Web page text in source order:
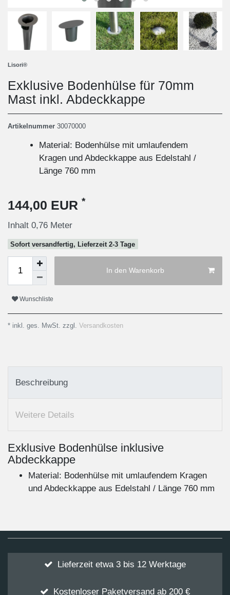
Lisori®
Exklusive Bodenhülse für 70mm
Mast inkl. Abdeckkappe
Artikelnummer 30070000
Material: Bodenhülse mit umlaufendem
Kragen und Abdeckkappe aus Edelstahl /
Länge 760 mm
144,00 EUR *
Inhalt 0,76 Meter
Sofort versandfertig, Lieferzeit 2-3 Tage
In den Warenkorb
Wunschliste
* inkl. ges. MwSt. zzgl. Versandkosten
Beschreibung
Weitere Details
Exklusive Bodenhülse inklusive
Abdeckkappe
Material: Bodenhülse mit umlaufendem Kragen
und Abdeckkappe aus Edelstahl / Länge 760 mm
Lieferzeit etwa 3 bis 12 Werktage
Kostenloser Paketversand ab 200 €